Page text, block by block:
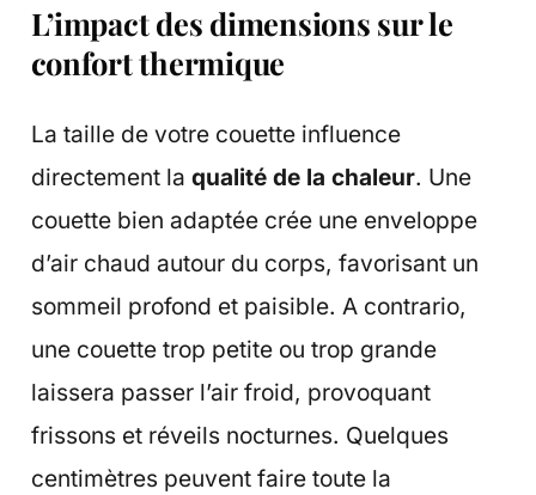
L’impact des dimensions sur le
confort thermique
La taille de votre couette influence
directement la qualité de la chaleur. Une
couette bien adaptée crée une enveloppe
d’air chaud autour du corps, favorisant un
sommeil profond et paisible. A contrario,
une couette trop petite ou trop grande
laissera passer l’air froid, provoquant
frissons et réveils nocturnes. Quelques
centimètres peuvent faire toute la